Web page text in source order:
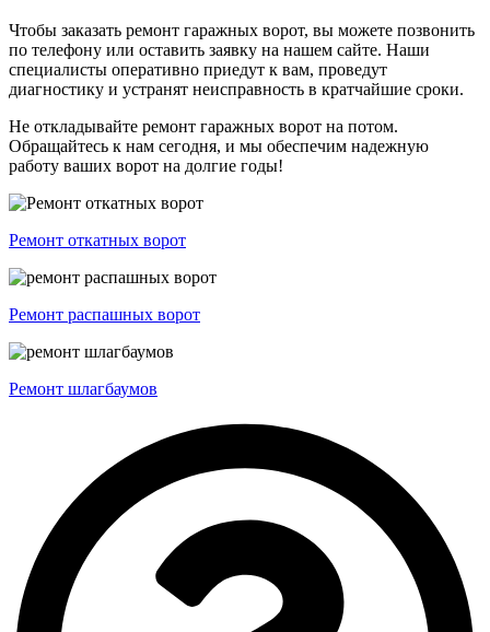
Чтобы заказать ремонт гаражных ворот, вы можете позвонить
по телефону или оставить заявку на нашем сайте. Наши
специалисты оперативно приедут к вам, проведут
диагностику и устранят неисправность в кратчайшие сроки.
Не откладывайте ремонт гаражных ворот на потом.
Обращайтесь к нам сегодня, и мы обеспечим надежную
работу ваших ворот на долгие годы!
Ремонт откатных ворот
Ремонт распашных ворот
Ремонт шлагбаумов